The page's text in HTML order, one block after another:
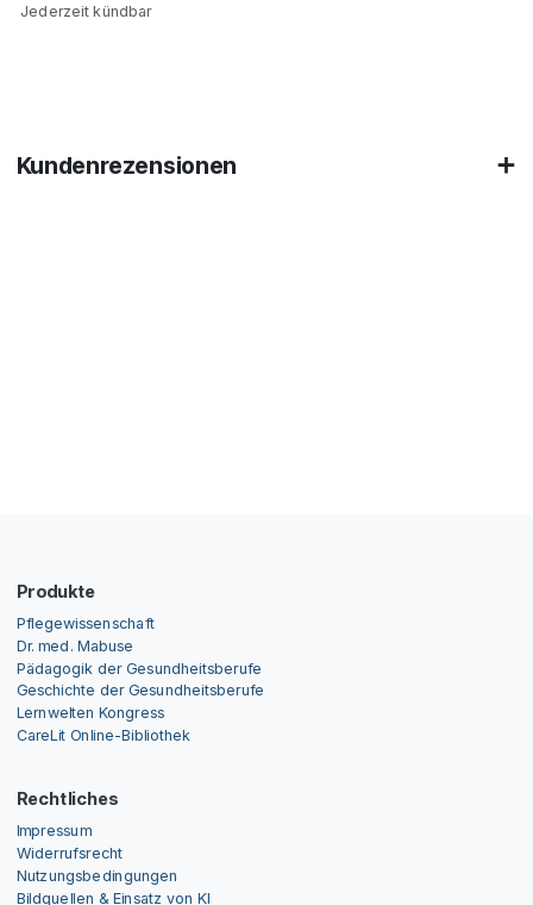
Jederzeit kündbar
Kundenrezensionen
Produkte
Pflegewissenschaft
Dr. med. Mabuse
Pädagogik der Gesundheitsberufe
Geschichte der Gesundheitsberufe
Lernwelten Kongress
CareLit Online-Bibliothek
Rechtliches
Impressum
Widerrufsrecht
Nutzungsbedingungen
Bildquellen & Einsatz von KI